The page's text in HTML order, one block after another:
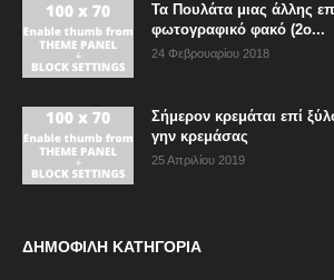
Τα Πουλάτα μιας άλλης
φωτογραφικό φακό (2ο...
24 Φεβρουαρίου 2018
Σήμερον κρεμάται επί
γην κρεμάσας
25 Απριλίου 2019
ΔΗΜΟΦΙΛΗ ΚΑΤΗΓΟΡΙΑ